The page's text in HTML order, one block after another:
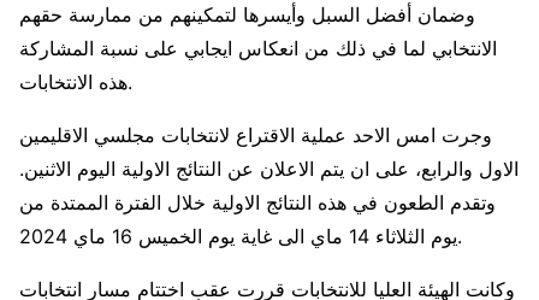
وضمان أفضل السبل وأيسرها لتمكينهم من ممارسة حقهم
الانتخابي لما في ذلك من انعكاس ايجابي على نسبة المشاركة
هذه الانتخابات.
وجرت امس الاحد عملية الاقتراع لانتخابات مجلسي الاقليمين
الاول والرابع، على ان يتم الاعلان عن النتائج الاولية اليوم الاثنين.
وتقدم الطعون في هذه النتائج الاولية خلال الفترة الممتدة من
يوم الثلاثاء 14 ماي الى غاية يوم الخميس 16 ماي 2024.
وكانت الهيئة العليا للانتخابات قررت عقب اختتام مسار انتخابات